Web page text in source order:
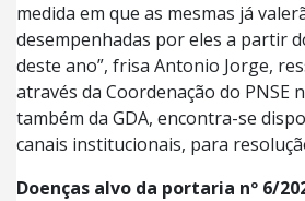
medida em que as mesmas já
desempenhadas por eles a partir
deste ano”, frisa Antonio Jorge,
através da Coordenação do PNSE
também da GDA, encontra-se
canais institucionais, para
Doenças alvo da portaria nº 6/